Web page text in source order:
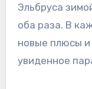
Эльбруса
оба раза. В
новые плюсы и
увиденное